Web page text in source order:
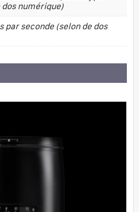
numérique)
par seconde (selon de dos